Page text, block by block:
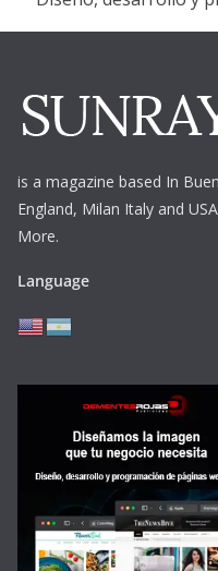
is a magazine based In
England, Milan Italy and
More.
Language